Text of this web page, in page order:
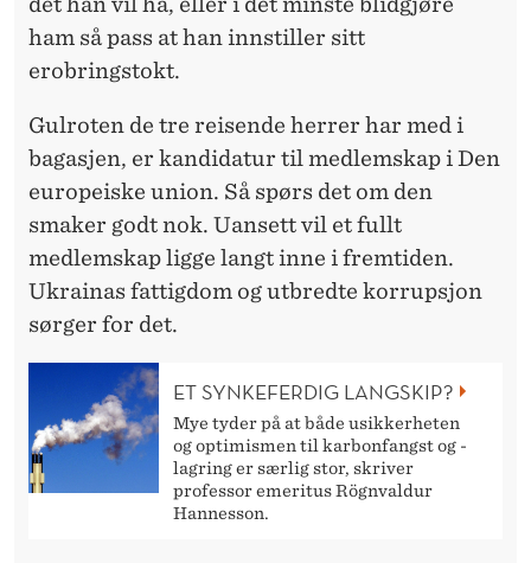
ham så pass at han innstiller sitt
erobringstokt.
Gulroten de tre reisende herrer har med i
bagasjen, er kandidatur til medlemskap i Den
europeiske union. Så spørs det om den
smaker godt nok. Uansett vil et fullt
medlemskap ligge langt inne i fremtiden.
Ukrainas fattigdom og utbredte korrupsjon
sørger for det.
ET SYNKEFERDIG LANGSKIP?
Mye tyder på at både usikkerheten
og optimismen til karbonfangst og -
lagring er særlig stor, skriver
professor emeritus Rögnvaldur
Hannesson.